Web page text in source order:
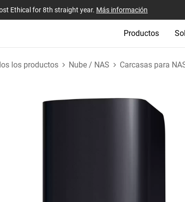
Ethical for 8th straight year. Más información
Productos
los productos Nube / NAS Carcasas para